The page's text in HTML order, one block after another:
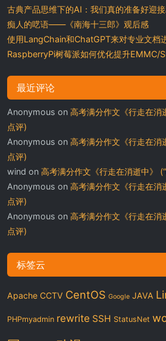
古典产品思维下的AI：我们真的准备好迎
痴人的呓语——《南海十三郎》观后感
使用LangChain和ChatGPT来对专业文档
RaspberryPi树莓派如何优化提升EMMC/
最近评论
Anonymous on 高考满分作文《行走在消
点评)
Anonymous on 高考满分作文《行走在消
点评)
wind on 高考满分作文《行走在消逝中》
Anonymous on 高考满分作文《行走在消
点评)
Anonymous on 高考满分作文《行走在消
点评)
标签云
Apache CCTV CentOS Google JAVA
PHPmyadmin rewrite SSH StatusNet